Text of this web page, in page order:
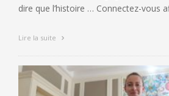
dire que l’histoire … Connectez-vous
Lire la suite